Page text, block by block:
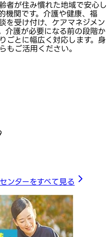
者が住み慣れた地域で安心し
機関です。介護や健康、福
を受け付け、ケアマネジメン
介護が必要になる前の段階か
ごとに幅広く対応します。身
もご活用ください。
ンターをすべて見る